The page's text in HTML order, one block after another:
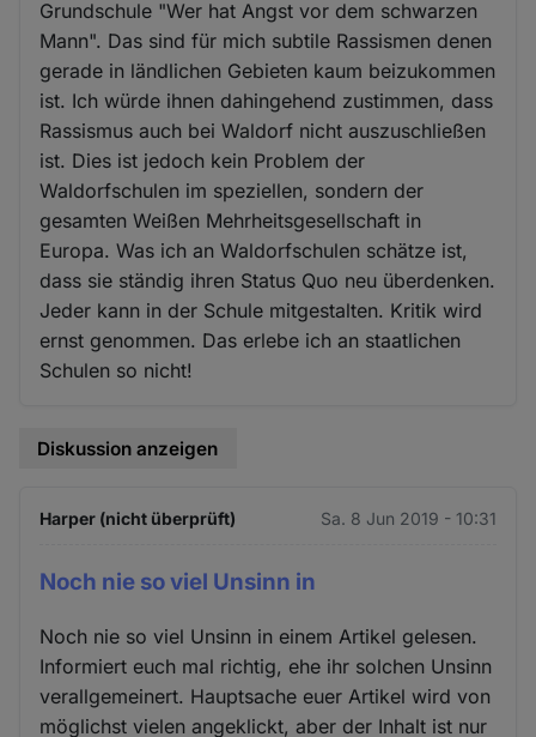
Grundschule "Wer hat Angst vor dem schwarzen
Mann". Das sind für mich subtile Rassismen denen
gerade in ländlichen Gebieten kaum beizukommen
ist. Ich würde ihnen dahingehend zustimmen, dass
Rassismus auch bei Waldorf nicht auszuschließen
ist. Dies ist jedoch kein Problem der
Waldorfschulen im speziellen, sondern der
gesamten Weißen Mehrheitsgesellschaft in
Europa. Was ich an Waldorfschulen schätze ist,
dass sie ständig ihren Status Quo neu überdenken.
Jeder kann in der Schule mitgestalten. Kritik wird
ernst genommen. Das erlebe ich an staatlichen
Schulen so nicht!
Diskussion anzeigen
Harper (nicht überprüft) Sa. 8 Jun 2019 - 10:31
Noch nie so viel Unsinn in
Noch nie so viel Unsinn in einem Artikel gelesen.
Informiert euch mal richtig, ehe ihr solchen Unsinn
verallgemeinert. Hauptsache euer Artikel wird von
möglichst vielen angeklickt, aber der Inhalt ist nur